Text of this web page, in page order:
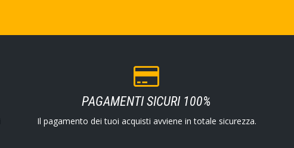
PAGAMENTI SICURI 100%
Il pagamento dei tuoi acquisti avviene in totale sicurezza.